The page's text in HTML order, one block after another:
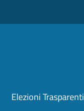
Elezioni Trasparenti